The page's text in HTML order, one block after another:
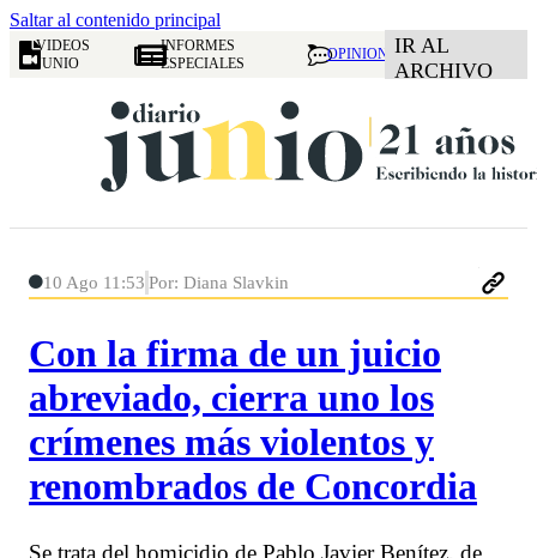
Saltar al contenido principal
VIDEOS
JUNIO
INFORMES
ESPECIALES
OPINION IR AL
ARCHIVO
10 Ago 11:53 Por: Diana Slavkin
Con la firma de un juicio
abreviado, cierra uno los
crímenes más violentos y
renombrados de Concordia
Se trata del homicidio de Pablo Javier Benítez, de